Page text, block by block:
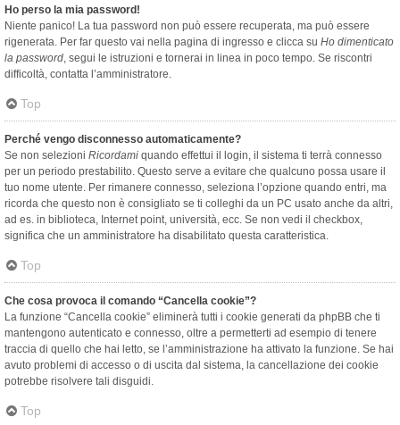
Ho perso la mia password!
Niente panico! La tua password non può essere recuperata, ma può essere
rigenerata. Per far questo vai nella pagina di ingresso e clicca su Ho dimenticato
la password, segui le istruzioni e tornerai in linea in poco tempo. Se riscontri
difficoltà, contatta l’amministratore.
Top
Perché vengo disconnesso automaticamente?
Se non selezioni Ricordami quando effettui il login, il sistema ti terrà connesso
per un periodo prestabilito. Questo serve a evitare che qualcuno possa usare il
tuo nome utente. Per rimanere connesso, seleziona l’opzione quando entri, ma
ricorda che questo non è consigliato se ti colleghi da un PC usato anche da altri,
ad es. in biblioteca, Internet point, università, ecc. Se non vedi il checkbox,
significa che un amministratore ha disabilitato questa caratteristica.
Top
Che cosa provoca il comando “Cancella cookie”?
La funzione “Cancella cookie” eliminerà tutti i cookie generati da phpBB che ti
mantengono autenticato e connesso, oltre a permetterti ad esempio di tenere
traccia di quello che hai letto, se l’amministrazione ha attivato la funzione. Se hai
avuto problemi di accesso o di uscita dal sistema, la cancellazione dei cookie
potrebbe risolvere tali disguidi.
Top